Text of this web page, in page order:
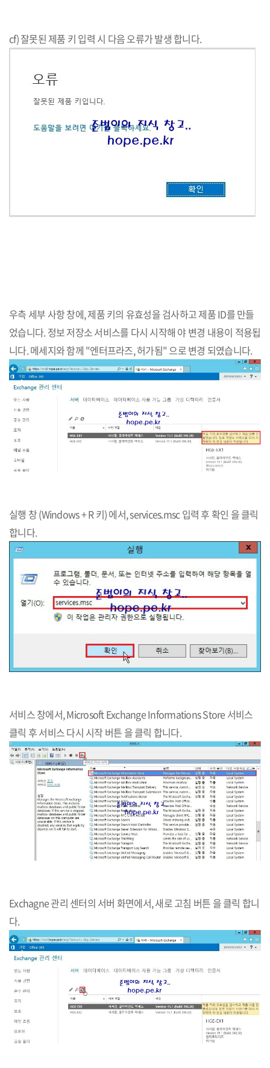
cf) 잘못된 제품 키 입력 시 다음 오류가 발생 합니다.
우측 세부 사항 창에, 제품 키의 유효성을 검사하고 제품 ID를 만들
었습니다. 정보 저장소 서비스를 다시 시작해 야 변경 내용이 적용됩
니다. 메세지와 함께 "엔터프라즈, 허가됨" 으로 변경 되였습니다.
실행 창 (Windows + R 키) 에서, services.msc 입력 후 확인 을 클릭
합니다.
서비스 창에서, Microsoft Exchange Informations Store 서비스
클릭 후 서비스 다시 시작 버튼 을 클릭 합니다.
Exchagne 관리 센터의 서버 화면에서, 새로 고침 버튼 을 클릭 합니
다.